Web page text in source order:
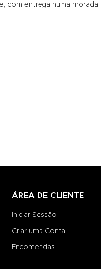
com entrega numa morada
ÁREA DE CLIENTE
Iniciar Sessão
Criar uma Conta
Encomendas